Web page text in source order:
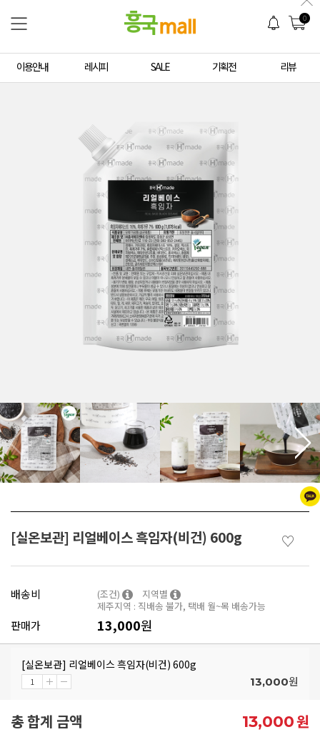
0
이용안내 레시피 SALE 기획전 리뷰
[실온보관] 리얼베이스 흑임자(비건) 600g ♡
배송비 (조건)
지역별
제주지역 : 직배송 불가, 택배 월~목 배송가능
판매가 13,000원
[실온보관] 리얼베이스 흑임자(비건) 600g
13,000원
총 합계 금액 13,000원